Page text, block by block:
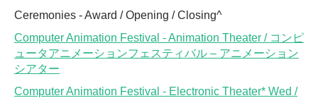
Ceremonies - Award / Opening / Closing^
Computer Animation Festival - Animation Theater / コンピ
ュータアニメーションフェスティバル – アニメーション
シアター
Computer Animation Festival - Electronic Theater* Wed /